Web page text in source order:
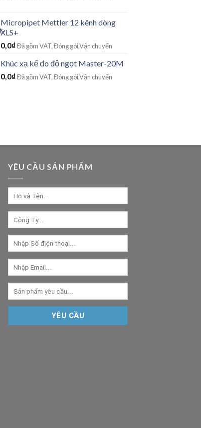
Micropipet Mettler 12 kênh dòng
XLS+
0,0₫Đã gồm VAT, Đóng gói,Vận chuyển
Khúc xạ kế đo độ ngọt Master-20M
0,0₫Đã gồm VAT, Đóng gói,Vận chuyển
YÊU CẦU SẢN PHẨM